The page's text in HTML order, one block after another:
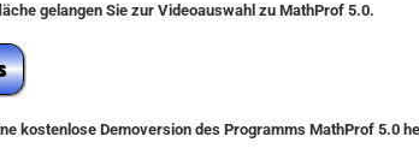
gelangen Sie zur Videoauswahl zu MathProf 5.0.
kostenlose Demoversion des Programms MathProf 5.0